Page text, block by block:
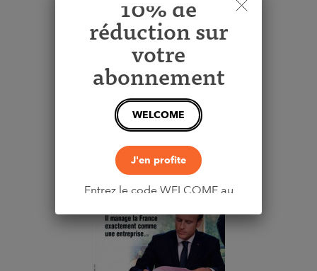
Produits similaires
Challenges
10% de
réduction sur
votre
abonnement
WELCOME
J'en profite
Entrez le code WELCOME au